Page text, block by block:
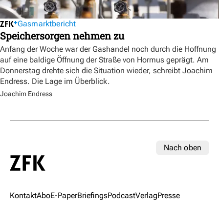
Gasmarktbericht
Speichersorgen nehmen zu
Anfang der Woche war der Gashandel noch durch die Hoffnung
auf eine baldige Öffnung der Straße von Hormus geprägt. Am
Donnerstag drehte sich die Situation wieder, schreibt Joachim
Endress. Die Lage im Überblick.
Joachim Endress
Nach oben
KontaktAboE-PaperBriefingsPodcastVerlagPresse